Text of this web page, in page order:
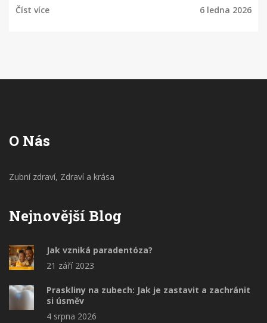
Číst více 6 ledna 2026
O Nás
Zubní zdraví, Zdraví a krása
Nejnovější Blog
Jak vzniká paradentóza?
21 září 2023
Praskliny na zubech: Jak je zastavit a zachránit
si úsměv
4 srpna 2026